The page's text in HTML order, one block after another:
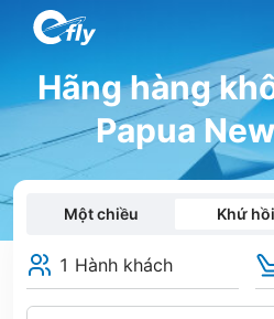
Hãng hàng
Papua
Một chiều Khứ hồi
1 Hành khách